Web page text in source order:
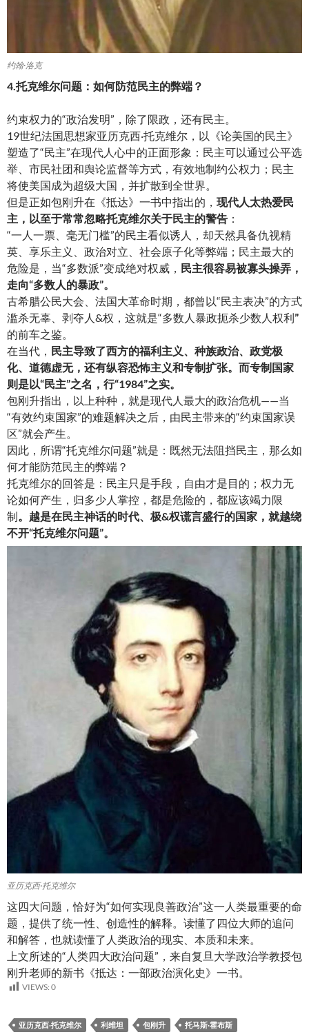
约翰·洛克
4.托克维尔问题：如何防范民主的弊端？
约束权力的“政治发明”，除了限政，还有民主。
19世纪法国思想家亚历克西·托克维尔，以《论美国的民主》
塑造了“民主”在现代人心中的正面形象：民主可以通过公平选
举、市民社团和舆论监督等方式，有效地制约公权力；民主
将使美国成为超级大国，并扩散到全世界。
但是正如包刚升在《抵达》一书中指出的， 现代人太热爱民
主，以至于常常忽略托克维尔关于民主的警告 ：
“一人一票、毫无门槛”的民主看似诱人，却天然具备仇视精
英、享乐主义、政治对立、社会原子化等弊端；民主最大的
危险是，当“多数派”变成绝对权威， 民主很容易被寡头操弄，
走向“多数人的暴政”。
古希腊公民大会、法国大革命时期，都曾以“民主表决”的方式
滥杀无辜、剥夺人&权，这就是“多数人暴政扼杀少数人权利”
的前车之鉴。
在当代， 民主导致了西方的福利主义、种族政治、政党极
化、道德虚无，还有纵容恐怖主义和专制扩张。而专制国家
则是以“民主”之名，行“1984”之实。
包刚升指出，以上种种，就是现代人最大的政治危机——当
“有效约束国家”的难题解决之后，由民主带来的“约束国家误
区”就会产生。
因此，所谓“托克维尔问题”就是：既然无法阻挡民主，那么如
何才能防范民主的弊端？
托克维尔的回答是：民主只是手段，自由才是目的；权力无
论如何产生，归多少人掌控，都是危险的，都应该竭力限
制。 越是在民主神话的时代、极&权谎言盛行的国家，就越绕
不开“托克维尔问题”。
亚历克西·托克维尔
这四大问题，恰好为“如何实现良善政治”这一人类最重要的命
题，提供了统一性、创造性的解释。读懂了四位大师的追问
和解答，也就读懂了人类政治的现实、本质和未来。
上文所述的“人类四大政治问题”，来自复旦大学政治学教授包
刚升老师的新书《抵达：一部政治演化史》一书。
VIEWS: 0
亚历克西·托克维尔 利维坦 包刚升
托马斯·霍布斯